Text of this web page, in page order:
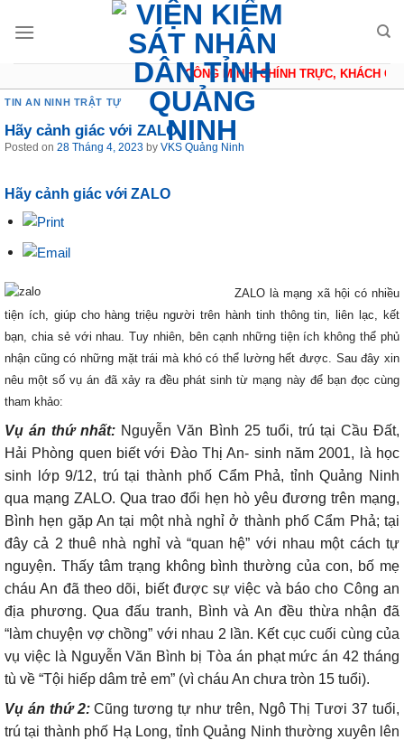
CÔNG MINH, CHÍNH TRỰC, KHÁCH
TIN AN NINH TRẬT TỰ
Hãy cảnh giác với ZALO
Posted on 28 Tháng 4, 2023 by VKS Quảng Ninh
Hãy cảnh giác với ZALO
ZALO là mạng xã hội có nhiều
tiện ích, giúp cho hàng triệu người trên hành tinh thông tin, liên lạc, kết
bạn, chia sẻ với nhau. Tuy nhiên, bên cạnh những tiện ích không thể phủ
nhận cũng có những mặt trái mà khó có thể lường hết được. Sau đây xin
nêu một số vụ án đã xảy ra đều phát sinh từ mạng này để bạn đọc cùng
tham khảo:
Vụ án thứ nhất: Nguyễn Văn Bình 25 tuổi, trú tại Cầu Đất,
Hải Phòng quen biết với Đào Thị An- sinh năm 2001, là học
sinh lớp 9/12, trú tại thành phố Cẩm Phả, tỉnh Quảng Ninh
qua mạng ZALO. Qua trao đổi hẹn hò yêu đương trên mạng,
Bình hẹn gặp An tại một nhà nghỉ ở thành phố Cẩm Phả; tại
đây cả 2 thuê nhà nghỉ và “quan hệ” với nhau một cách tự
nguyện. Thấy tâm trạng không bình thường của con, bố mẹ
cháu An đã theo dõi, biết được sự việc và báo cho Công an
địa phương. Qua đấu tranh, Bình và An đều thừa nhận đã
“làm chuyện vợ chồng” với nhau 2 lần. Kết cục cuối cùng của
vụ việc là Nguyễn Văn Bình bị Tòa án phạt mức án 42 tháng
tù về “Tội hiếp dâm trẻ em” (vì cháu An chưa tròn 15 tuổi).
Vụ án thứ 2:Cũng tương tự như trên, Ngô Thị Tươi 37 tuổi,
trú tại thành phố Hạ Long, tỉnh Quảng Ninh thường xuyên lên